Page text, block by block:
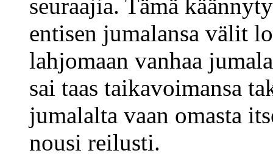
seuraajia. Tämä
entisen jumalansa välit
lahjomaan vanhaa
sai taas taikavoimansa
jumalalta vaan omasta
nousi reilusti.